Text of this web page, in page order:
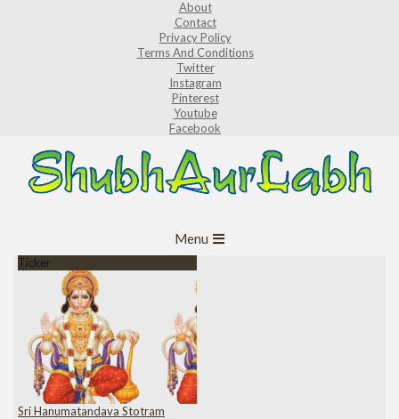
About
Contact
Privacy Policy
Terms And Conditions
Twitter
Instagram
Pinterest
Youtube
Facebook
Navigation
Menu
Ticker
Sri Hanumatandava Stotram